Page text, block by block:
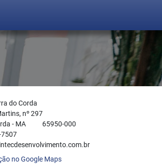
do Corda
, nº297
- MA
65950-000
7507
no Google Maps